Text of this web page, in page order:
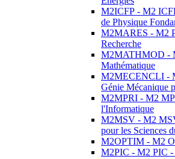
M2ICFP - M2
de Physique
M2MARES - M2
Recherche
M2MATHMOD -
Mathématique
M2MECENCLI -
Génie Mécanique
M2MPRI - M2
l'Informatique
M2MSV - M2
pour les Sciences
M2OPTIM - M2
M2PIC - M2 PIC -